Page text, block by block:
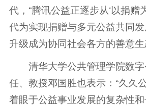
代，“腾讯公益正逐步从‘以捐赠
代为实现捐赠与多元公益共同发
升级成为协同社会各方的善意
清华大学公共管理学院数字
任、教授邓国胜也表示：“久久
着眼于公益事业发展的复杂性